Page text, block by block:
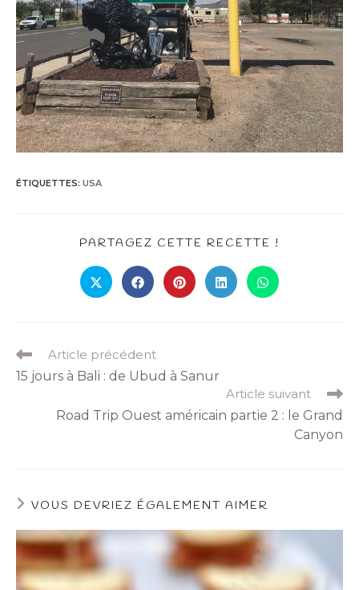
ÉTIQUETTES: USA
PARTAGEZ CETTE RECETTE !
Article précédent
15 jours à Bali : de Ubud à Sanur
Article suivant
Road Trip Ouest américain partie 2 : le Grand
Canyon
VOUS DEVRIEZ ÉGALEMENT AIMER